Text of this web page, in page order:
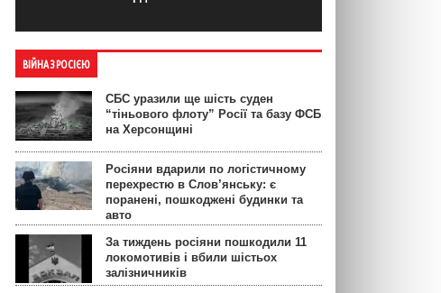
ВІЙНА З РОСІЄЮ
СБС уразили ще шість суден
“тіньового флоту” Росії та базу ФСБ
на Херсонщині
Росіяни вдарили по логістичному
перехрестю в Слов’янську: є
поранені, пошкоджені будинки та
авто
За тиждень росіяни пошкодили 11
локомотивів і вбили шістьох
залізничників